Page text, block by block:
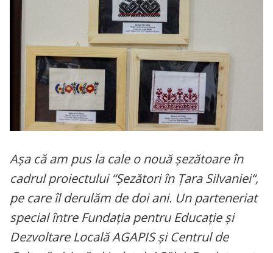
Așa că am pus la cale o nouă șezătoare în
cadrul proiectului “Șezători în Țara Silvaniei“,
pe care îl derulăm de doi ani. Un parteneriat
special între Fundația pentru Educație și
Dezvoltare Locală AGAPIS și Centrul de